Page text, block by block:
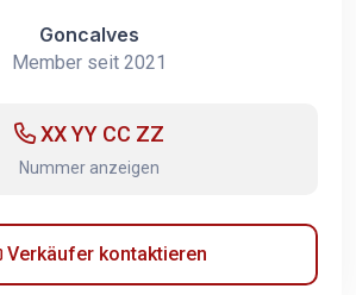
Goncalves
Member seit 2021
XX YY CC ZZ
Nummer anzeigen
Verkäufer kontaktieren